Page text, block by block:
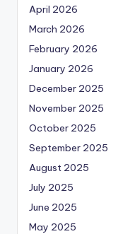
April 2026
March 2026
February 2026
January 2026
December 2025
November 2025
October 2025
September 2025
August 2025
July 2025
June 2025
May 2025